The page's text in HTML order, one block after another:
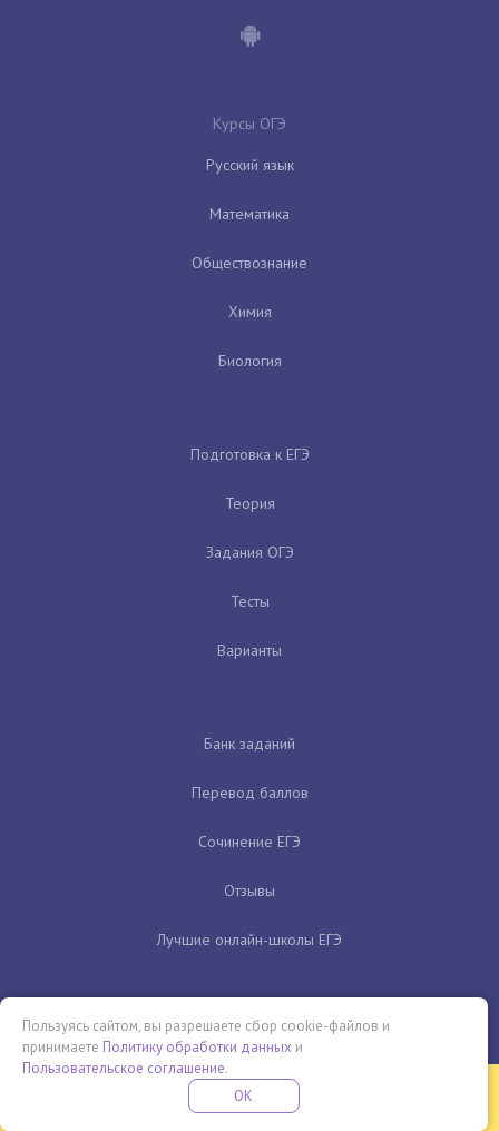
Курсы ОГЭ
Русский язык
Математика
Обществознание
Химия
Биология
Подготовка к ЕГЭ
Теория
Задания ОГЭ
Тесты
Варианты
Банк заданий
Перевод баллов
Сочинение ЕГЭ
Отзывы
Лучшие онлайн-школы ЕГЭ
Бесплатная летняя школа
ПРОВЕДИ ЭТО ЛЕТО С ПОЛЬЗОЙ
Пользуясь сайтом, вы разрешаете сбор cookie-файлов и
принимаете Политику обработки данных и
Пользовательское соглашение.
OK